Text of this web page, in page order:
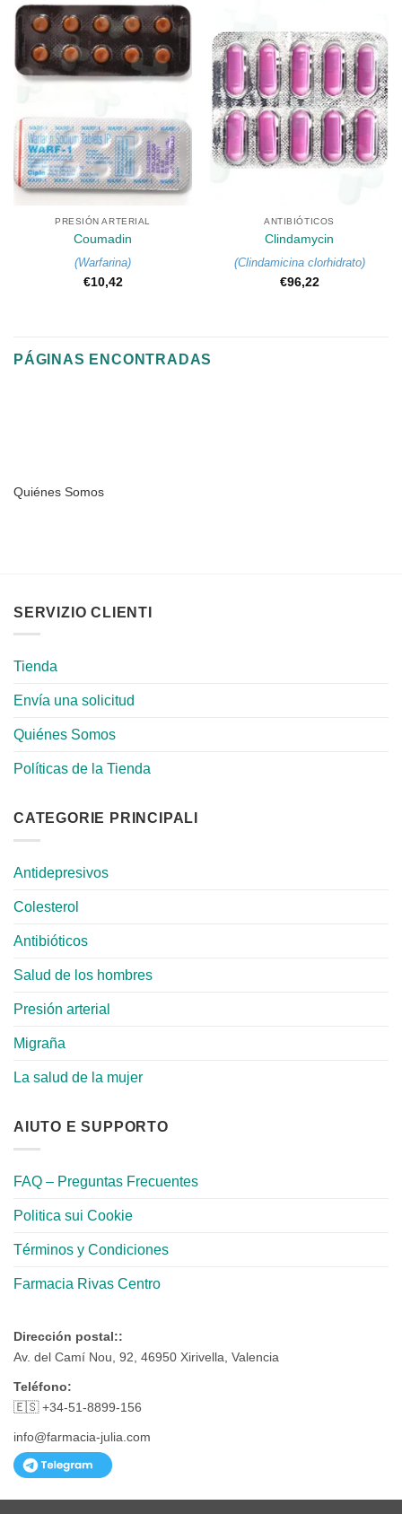
PRESIÓN ARTERIAL
Coumadin
(Warfarina)
€10,42
ANTIBIÓTICOS
Clindamycin
(Clindamicina clorhidrato)
€96,22
PÁGINAS ENCONTRADAS
Quiénes Somos
SERVIZIO CLIENTI
Tienda
Envía una solicitud
Quiénes Somos
Políticas de la Tienda
CATEGORIE PRINCIPALI
Antidepresivos
Colesterol
Antibióticos
Salud de los hombres
Presión arterial
Migraña
La salud de la mujer
AIUTO E SUPPORTO
FAQ – Preguntas Frecuentes
Politica sui Cookie
Términos y Condiciones
Farmacia Rivas Centro
Dirección postal::
Av. del Camí Nou, 92, 46950 Xirivella, Valencia
Teléfono:
🇪🇸 +34-51-8899-156
info@farmacia-julia.com